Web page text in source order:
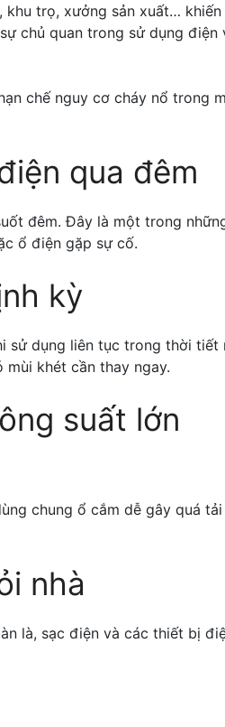
khu trọ, xưởng sản xuất… khiến
chủ quan trong sử dụng điện
chế nguy cơ cháy nổ trong
qua đêm
đêm. Đây là một trong
ổ điện gặp sự cố.
kỳ
sử dụng liên tục trong thời tiết
mùi khét cần thay ngay.
suất lớn
chung ổ cắm dễ gây quá
nhà
là, sạc điện và các thiết bị